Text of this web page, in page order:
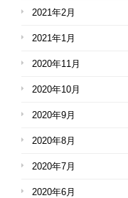
2021年2月
2021年1月
2020年11月
2020年10月
2020年9月
2020年8月
2020年7月
2020年6月